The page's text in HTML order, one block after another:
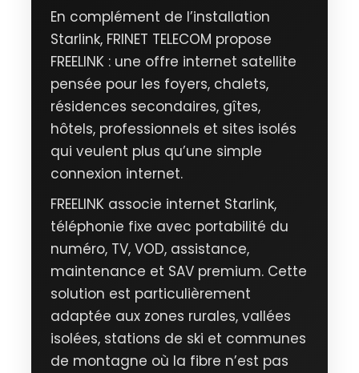
En complément de l’installation
Starlink, FRINET TELECOM propose
FREELINK : une offre internet satellite
pensée pour les foyers, chalets,
résidences secondaires, gîtes,
hôtels, professionnels et sites isolés
qui veulent plus qu’une simple
connexion internet.
FREELINK associe internet Starlink,
téléphonie fixe avec portabilité du
numéro, TV, VOD, assistance,
maintenance et SAV premium. Cette
solution est particulièrement
adaptée aux zones rurales, vallées
isolées, stations de ski et communes
de montagne où la fibre n’est pas